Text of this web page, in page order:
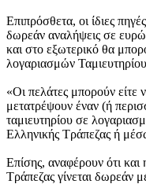
Επιπρόσθετα, οι ίδιες
δωρεάν αναλήψεις σε
και στο εξωτερικό θα
λογαριασμών
«Οι πελάτες μπορούν είτε
μετατρέψουν έναν (ή
ταμιευτηρίου σε
Ελληνικής Τράπεζας ή
Επίσης, αναφέρουν ότι
Τράπεζας γίνεται δωρεάν